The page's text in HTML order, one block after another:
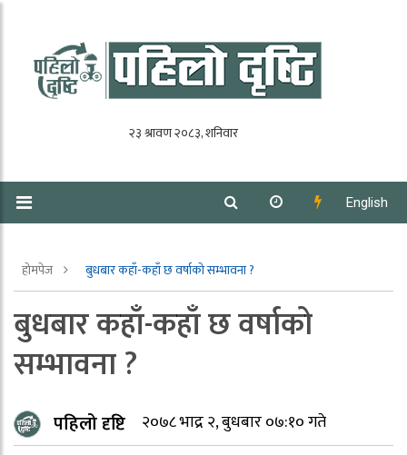
English
होमपेज बुधबार कहाँ-कहाँ छ वर्षाको सम्भावना ?
बुधबार कहाँ-कहाँ छ वर्षाको
सम्भावना ?
पहिलो दृष्टि २०७८ भाद्र २, बुधबार ०७:१० गते